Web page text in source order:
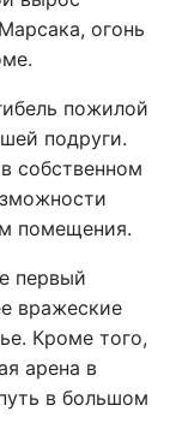
огонь
пожилой
подруги.
собственном
помещения.
первый
вражеские
Кроме того,
арена в
в большом